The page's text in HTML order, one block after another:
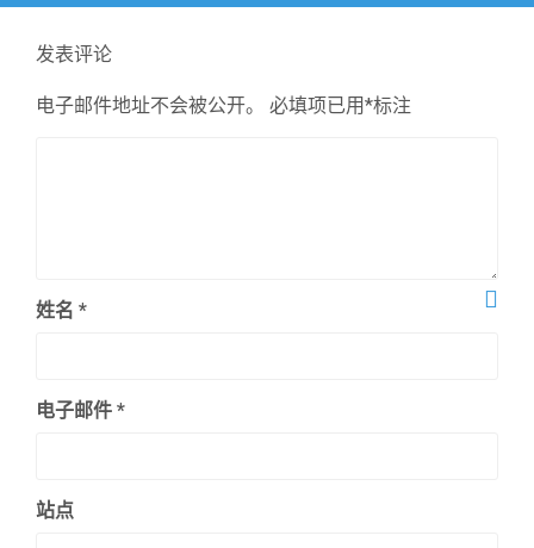
文
章：
发表评论
电子邮件地址不会被公开。 必填项已用*标注
姓名 *
电子邮件 *
站点